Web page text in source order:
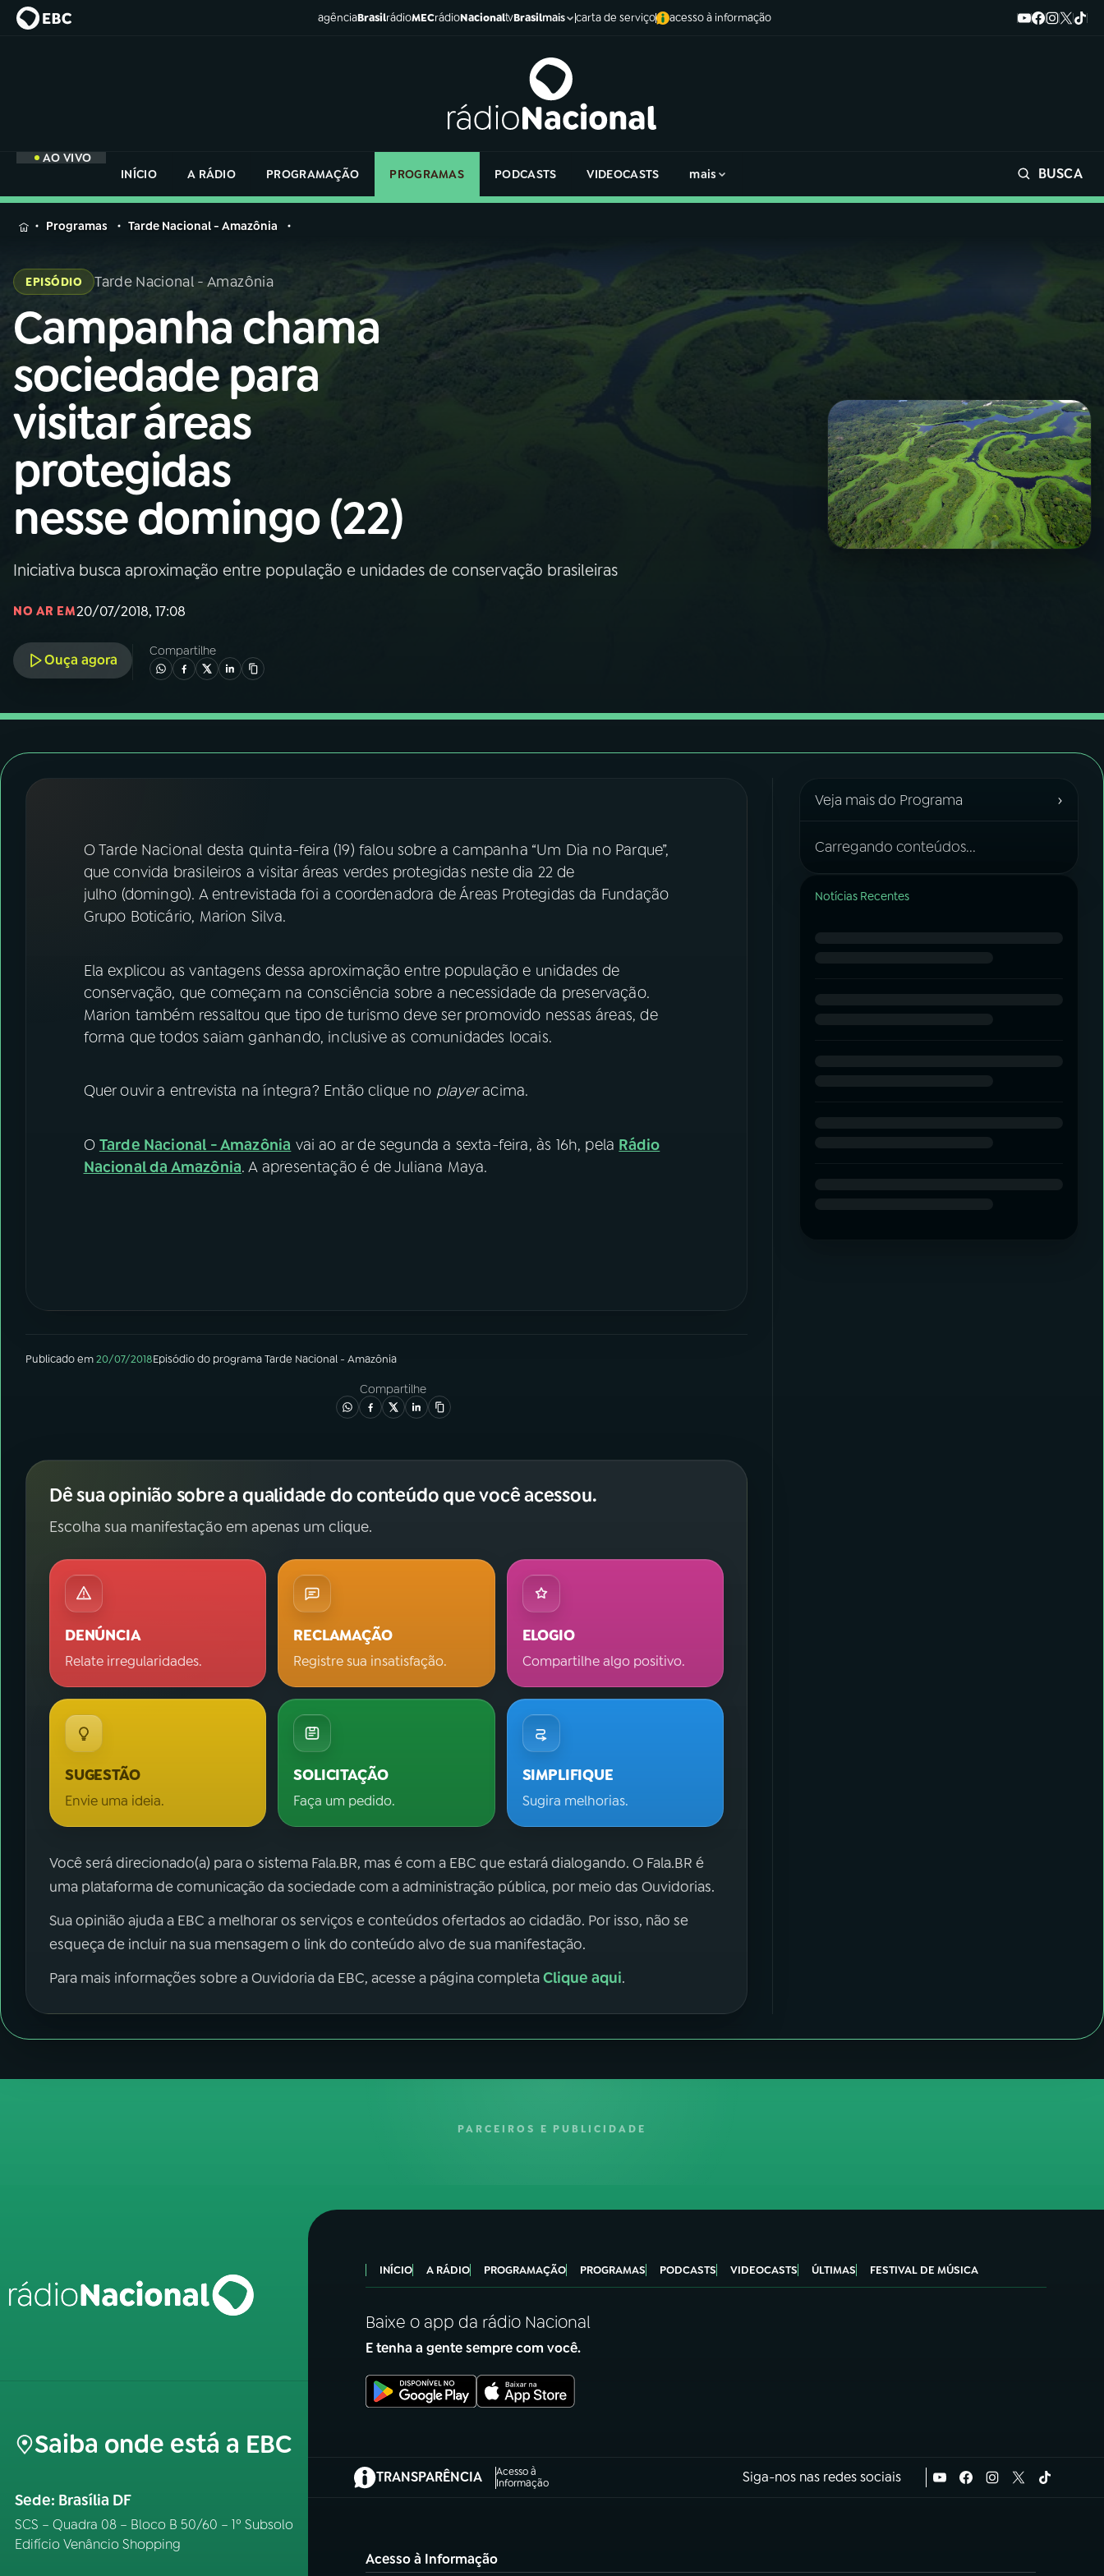
agênciaBrasilrádioMECrádioNacionaltvBrasilmais carta de serviço acesso à informação
AO VIVO
INÍCIO
A RÁDIO PROGRAMAÇÃO PROGRAMAS PODCASTS VIDEOCASTS mais BUSCA
MENU
Buscar
na
Rádio
Nacional
AO VIVO
01INÍCIO
02A RÁDIO
03PROGRAMAÇÃO
04PROGRAMAS
ACOMPANHE A RÁDIO NACIONAL
YouTube Facebook
Instagram X
na
Rádio
Nacional
Programas Tarde Nacional - Amazônia
EPISÓDIO Tarde Nacional - Amazônia
Campanha chama
sociedade para
visitar áreas
protegidas
nesse domingo (22)
Iniciativa busca aproximação entre população e unidades de conservação brasileiras
NO AR EM20/07/2018, 17:08
Ouça agora
Compartilhe
O Tarde Nacional desta quinta-feira (19) falou sobre a campanha “Um Dia no Parque”,
que convida brasileiros a visitar áreas verdes protegidas neste dia 22 de
julho (domingo). A entrevistada foi a coordenadora de Áreas Protegidas da Fundação
Grupo Boticário, Marion Silva.
Ela explicou as vantagens dessa aproximação entre população e unidades de
conservação, que começam na consciência sobre a necessidade da preservação.
Marion também ressaltou que tipo de turismo deve ser promovido nessas áreas, de
forma que todos saiam ganhando, inclusive as comunidades locais.
Quer ouvir a entrevista na íntegra? Então clique no playeracima.
O Tarde Nacional - Amazônia vai ao ar de segunda a sexta-feira, às 16h, pela Rádio
Nacional da Amazônia. A apresentação é de Juliana Maya.
Publicado em20/07/2018Episódiodo programaTarde Nacional - Amazônia
Compartilhe
Dê sua opinião sobre a qualidade do conteúdo que você acessou.
Escolha sua manifestação em apenas um clique.
DENÚNCIA
Relate irregularidades.
RECLAMAÇÃO
Registre sua insatisfação.
ELOGIO
Compartilhe algo positivo.
SUGESTÃO
Envie uma ideia.
SOLICITAÇÃO
Faça um pedido.
SIMPLIFIQUE
Sugira melhorias.
Você será direcionado(a) para o sistema Fala.BR, mas é com a EBC que estará dialogando. O Fala.BR é
uma plataforma de comunicação da sociedade com a administração pública, por meio das Ouvidorias.
Sua opinião ajuda a EBC a melhorar os serviços e conteúdos ofertados ao cidadão. Por isso, não se
esqueça de incluir na sua mensagem o link do conteúdo alvo de sua manifestação.
Para mais informações sobre a Ouvidoria da EBC, acesse a página completaClique aqui.
Veja mais do Programa ›
Carregando conteúdos...
Notícias Recentes
PARCEIROS E PUBLICIDADE
Saiba onde está a EBC
Sede: Brasília DF
SCS – Quadra 08 – Bloco B 50/60 – 1º Subsolo
Edifício Venâncio Shopping
INÍCIO A RÁDIO PROGRAMAÇÃO PROGRAMAS PODCASTS VIDEOCASTS ÚLTIMAS FESTIVAL DE MÚSICA
Baixe o app da rádio Nacional
E tenha a gente sempre com você.
TRANSPARÊNCIA
Acesso à
Informação
(abre em nova aba) Siga-nos nas redes sociais
Acesso à Informação